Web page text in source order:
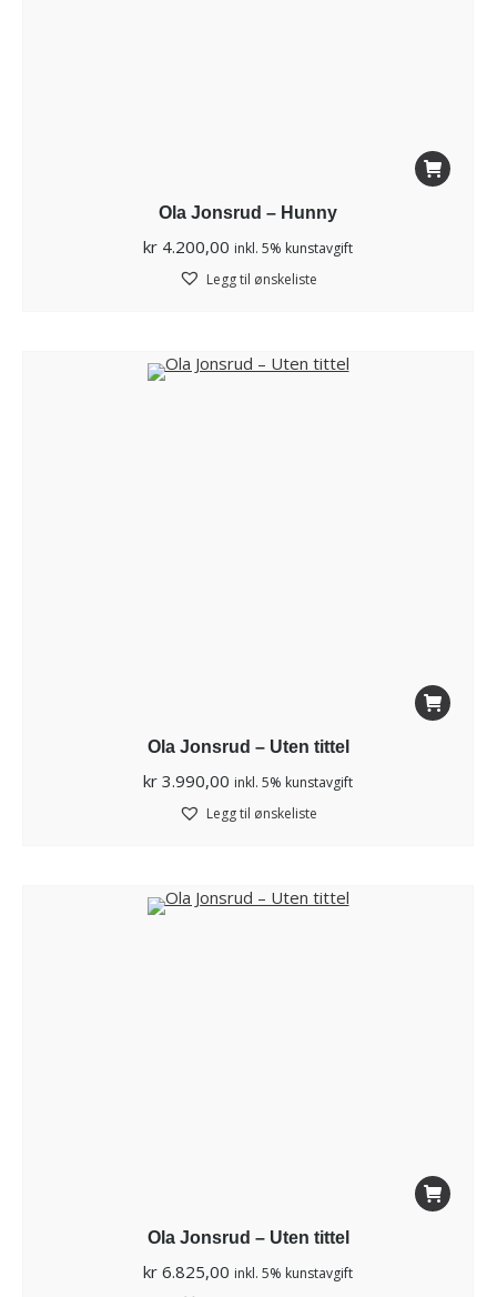
Ola Jonsrud – Hunny
kr 4.200,00 inkl. 5% kunstavgift
Legg til ønskeliste
Ola Jonsrud – Uten tittel
kr 3.990,00 inkl. 5% kunstavgift
Legg til ønskeliste
Ola Jonsrud – Uten tittel
kr 6.825,00 inkl. 5% kunstavgift